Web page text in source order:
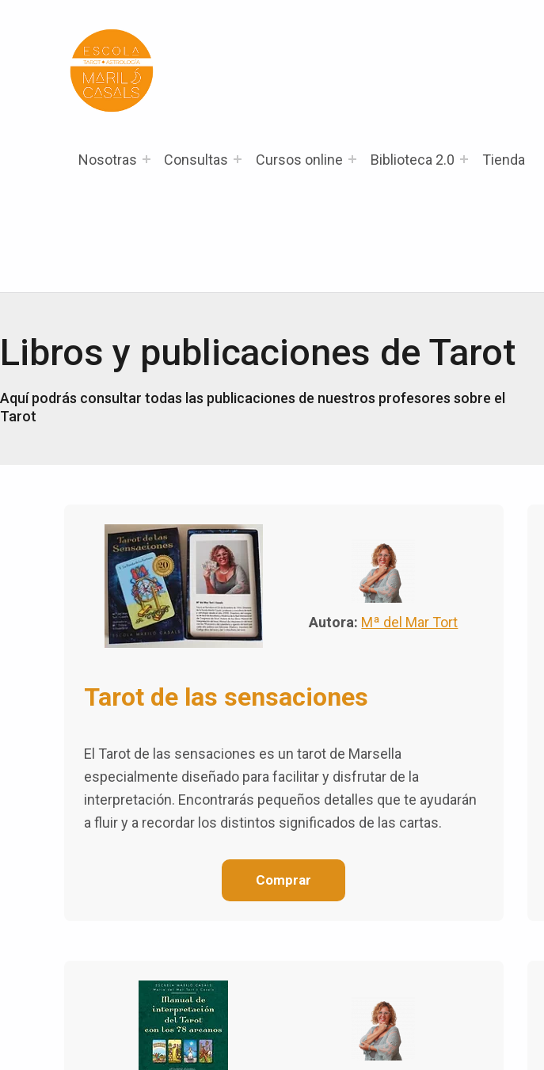
Nosotras Consultas Cursos online Biblioteca 2.0 Tienda
Libros y publicaciones de Tarot
Aquí podrás consultar todas las publicaciones de nuestros profesores sobre el
Tarot
Autora: Mª del Mar Tort
Tarot de las sensaciones
El Tarot de las sensaciones es un tarot de Marsella
especialmente diseñado para facilitar y disfrutar de la
interpretación. Encontrarás pequeños detalles que te ayudarán
a fluir y a recordar los distintos significados de las cartas.
Comprar